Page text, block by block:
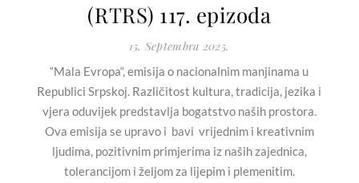
(RTRS) 117. epizoda
15. Septembra 2025.
“Mala Evropa“, emisija o nacionalnim manjinama u
Republici Srpskoj. Različitost kultura, tradicija, jezika i
vjera oduvijek predstavlja bogatstvo naših prostora.
Ova emisija se upravo i bavi vrijednim i kreativnim
ljudima, pozitivnim primjerima iz naših zajednica,
tolerancijom i željom za lijepim i plemenitim.